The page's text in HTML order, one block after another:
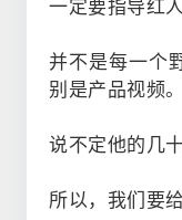
一定要指导红
并不是每一个
别是产品视频。
说不定他的几
所以，我们要